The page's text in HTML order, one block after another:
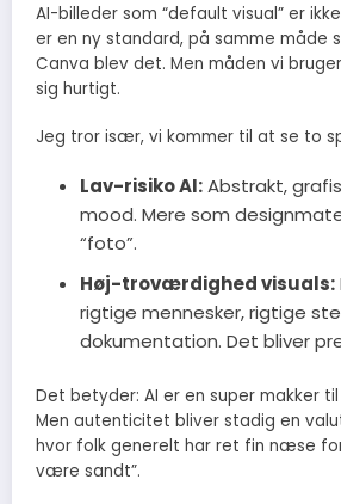
AI-billeder som “default visual” er
er en ny standard, på samme måde
Canva blev det. Men måden vi
sig hurtigt.
Jeg tror især, vi kommer til at se to
Lav-risiko AI:Abstrakt,
mood. Mere som
“foto”.
Høj-troværdighed visuals:
rigtige mennesker, rigtige
dokumentation. Det bliver
Det betyder: AI er en super makker
Men autenticitet bliver stadig en
hvor folk generelt har ret fin næse
være sandt”.